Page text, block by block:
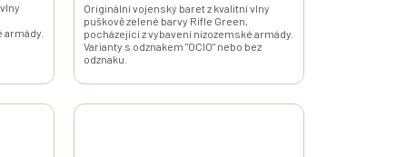
Originální vojenský baret z kvalitní vlny
puškově zelené barvy Rifle Green,
pocházející z vybavení nizozemské armády.
Varianty s odznakem "OCIO" nebo bez
odznaku.